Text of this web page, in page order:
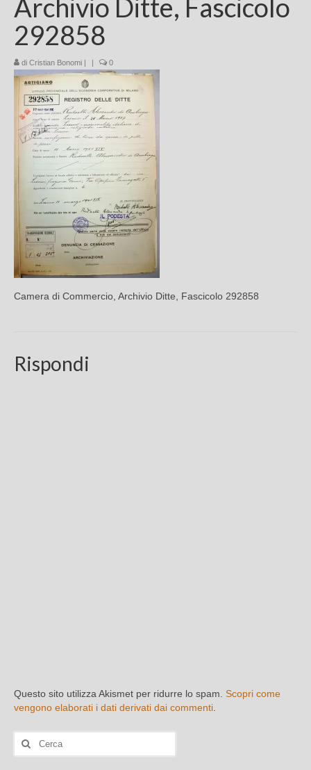
Chi sono
Contatti
Archivio Ditte, Fascicolo
292858
di Cristian Bonomi | | 0
Camera di Commercio, Archivio Ditte, Fascicolo 292858
Rispondi
Questo sito utilizza Akismet per ridurre lo spam. Scopri come
vengono elaborati i dati derivati dai commenti
Cerca: